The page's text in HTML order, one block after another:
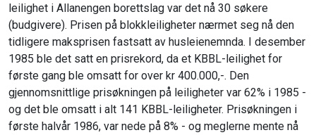
leilighet i Allanengen borettslag var det nå 30 søkere
(budgivere). Prisen på blokkleiligheter nærmet seg nå den
tidligere maksprisen fastsatt av husleienemnda. I desember
1985 ble det satt en prisrekord, da et KBBL-leilighet for
første gang ble omsatt for over kr 400.000,-. Den
gjennomsnittlige prisøkningen på leiligheter var 62% i 1985 -
og det ble omsatt i alt 141 KBBL-leiligheter. Prisøkningen i
første halvår 1986, var nede på 8% - og meglerne mente nå